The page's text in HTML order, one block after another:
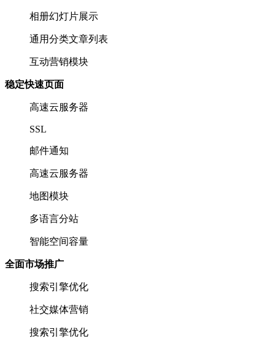
相册幻灯片展示
通用分类文章列表
互动营销模块
稳定快速页面
高速云服务器
SSL
邮件通知
高速云服务器
地图模块
多语言分站
智能空间容量
全面市场推广
搜索引擎优化
社交媒体营销
搜索引擎优化